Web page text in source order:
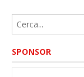
SPONSOR